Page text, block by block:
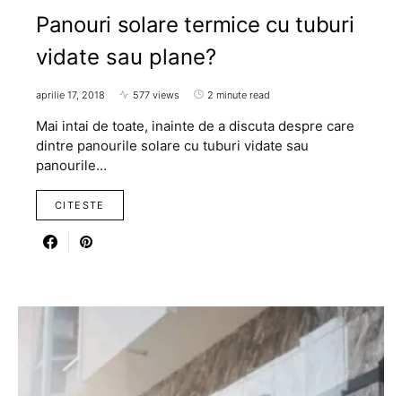
Panouri solare termice cu tuburi
vidate sau plane?
aprilie 17, 2018 577 views 2 minute read
Mai intai de toate, inainte de a discuta despre care
dintre panourile solare cu tuburi vidate sau
panourile…
CITESTE